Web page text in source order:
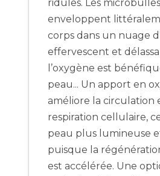
ridules. Les microbulles
enveloppent
corps dans un nuage
effervescent et
l’oxygène est
peau... Un apport en
améliore la circulation
respiration cellulaire,
peau plus lumineuse
puisque la
est accélérée. Une